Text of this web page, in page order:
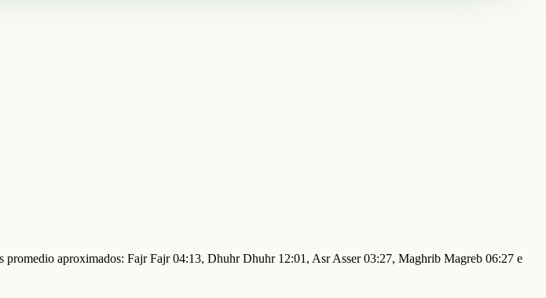
aproximados: Fajr Fajr 04:13, Dhuhr Dhuhr 12:01, Asr Asser 03:27, Maghrib Magreb 06:27 e